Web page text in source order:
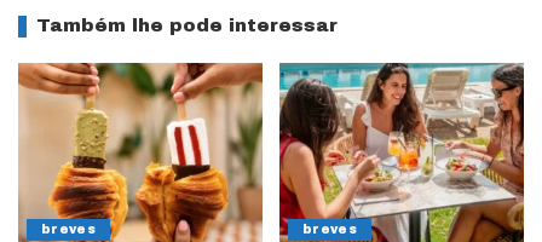
Também lhe pode interessar
breves breves